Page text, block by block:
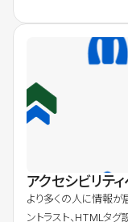
アクセシビリテ
より多くの人に情報が
ントラスト、HTMLタ